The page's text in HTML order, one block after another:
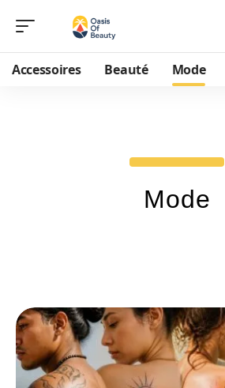
Accessoires Beauté Mode
Mode